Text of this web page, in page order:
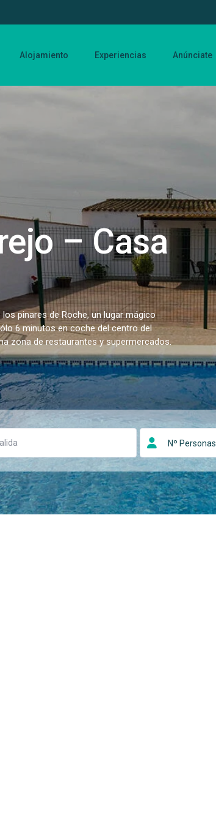
Alojamiento Experiencias Anúnciate
– Casa
pinares de Roche, un lugar mágico
6 minutos en coche del centro del
zona de restaurantes y supermercados.
Nº Personas